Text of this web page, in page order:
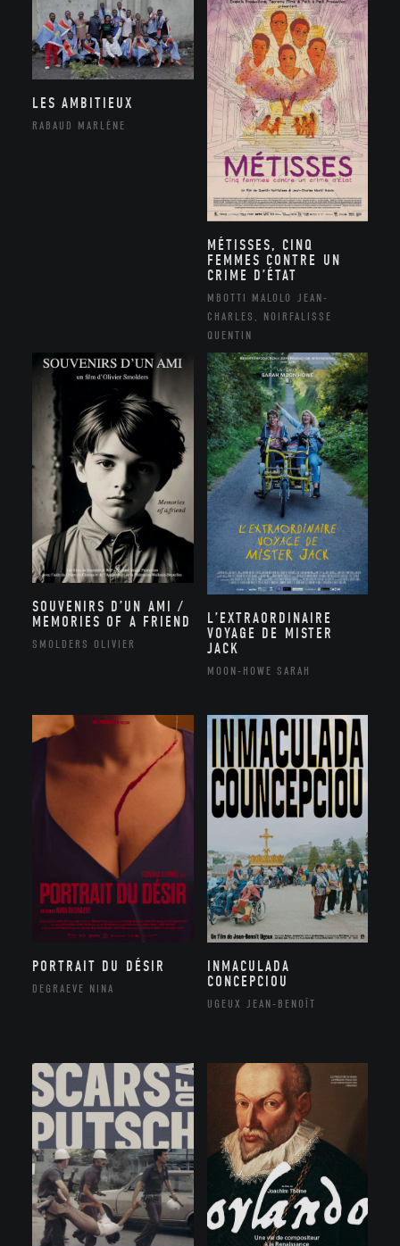
LES AMBITIEUX
RABAUD MARLÈNE
MÉTISSES, CINQ
FEMMES CONTRE UN
CRIME D’ÉTAT
MBOTTI MALOLO JEAN-
CHARLES, NOIRFALISSE
QUENTIN
SOUVENIRS D’UN AMI /
MEMORIES OF A FRIEND
SMOLDERS OLIVIER
L’EXTRAORDINAIRE
VOYAGE DE MISTER
JACK
MOON-HOWE SARAH
PORTRAIT DU DÉSIR
DEGRAEVE NINA
INMACULADA
CONCEPCIOU
UGEUX JEAN-BENOÎT